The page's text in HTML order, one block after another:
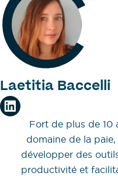
Laetitia Baccelli
Fort de plus de 10
domaine de la
développer des
productivité et